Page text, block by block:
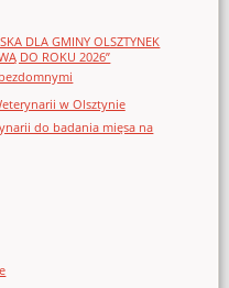
DLA GMINY OLSZTYNEK
DO ROKU 2026”
w Olsztynie
do badania mięsa na